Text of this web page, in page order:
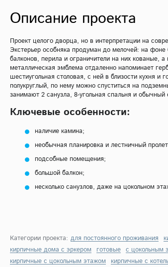
Описание проекта
Проект целого дворца, но в интерпретации на
Экстерьер особняка продуман до мелочей: на
балконов, перила и ограничители на них кованые,
металлическая эмблема отдаленно напоминает
шестиугольная столовая, с ней в близости кухня
полукруглый, по нему можно спуститься на
занимают 2 санузла, 8-угольная спальня и
Ключевые особенности:
наличие камина;
необычная планировка и лестничный
подсобные помещения;
большой балкон;
несколько санузлов, даже на цокольном
Категории проекта: для постоянного проживания
кирпичные дома с эркером
готовые с цокольным
кирпичные с цокольным этажом
кирпичные с